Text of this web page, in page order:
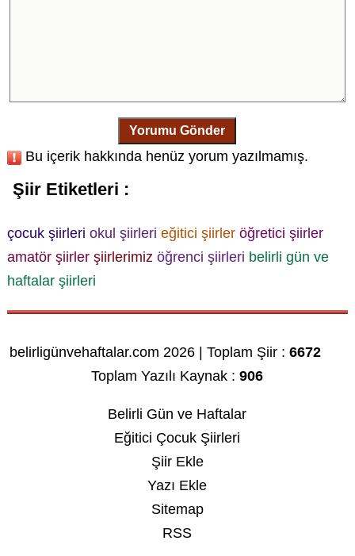
Yorumu Gönder
Bu içerik hakkında henüz yorum yazılmamış.
Şiir Etiketleri :
çocuk şiirleri okul şiirleri eğitici şiirler öğretici şiirler
amatör şiirler şiirlerimiz öğrenci şiirleri belirli gün ve
haftalar şiirleri
belirligünvehaftalar.com 2026 | Toplam Şiir :6672
Toplam Yazılı Kaynak :906
Belirli Gün ve Haftalar
Eğitici Çocuk Şiirleri
Şiir Ekle
Yazı Ekle
Sitemap
RSS